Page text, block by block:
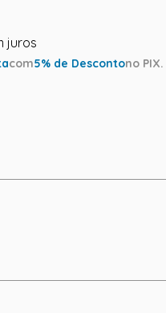
com5% de Descontono PIX.